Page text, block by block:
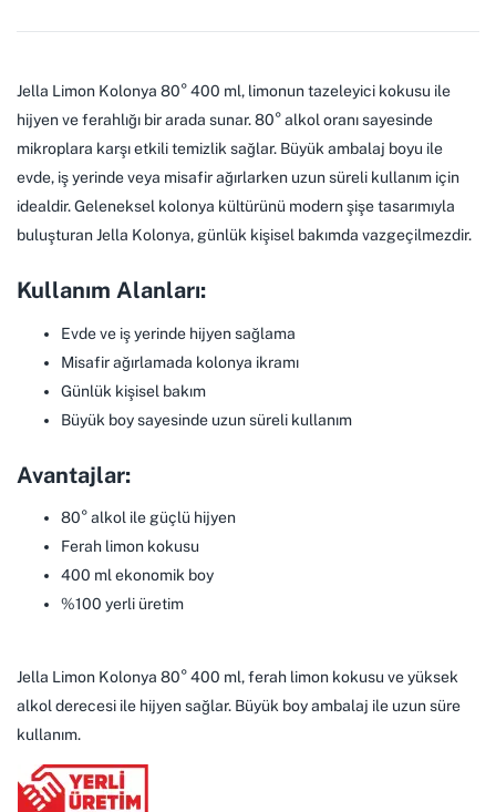
Jella Limon Kolonya 80° 400 ml, limonun tazeleyici kokusu ile
hijyen ve ferahlığı bir arada sunar. 80° alkol oranı sayesinde
mikroplara karşı etkili temizlik sağlar. Büyük ambalaj boyu ile
evde, iş yerinde veya misafir ağırlarken uzun süreli kullanım için
idealdir. Geleneksel kolonya kültürünü modern şişe tasarımıyla
buluşturan Jella Kolonya, günlük kişisel bakımda vazgeçilmezdir.
Kullanım Alanları:
Evde ve iş yerinde hijyen sağlama
Misafir ağırlamada kolonya ikramı
Günlük kişisel bakım
Büyük boy sayesinde uzun süreli kullanım
Avantajlar:
80° alkol ile güçlü hijyen
Ferah limon kokusu
400 ml ekonomik boy
%100 yerli üretim
Jella Limon Kolonya 80° 400 ml, ferah limon kokusu ve yüksek
alkol derecesi ile hijyen sağlar. Büyük boy ambalaj ile uzun süre
kullanım.